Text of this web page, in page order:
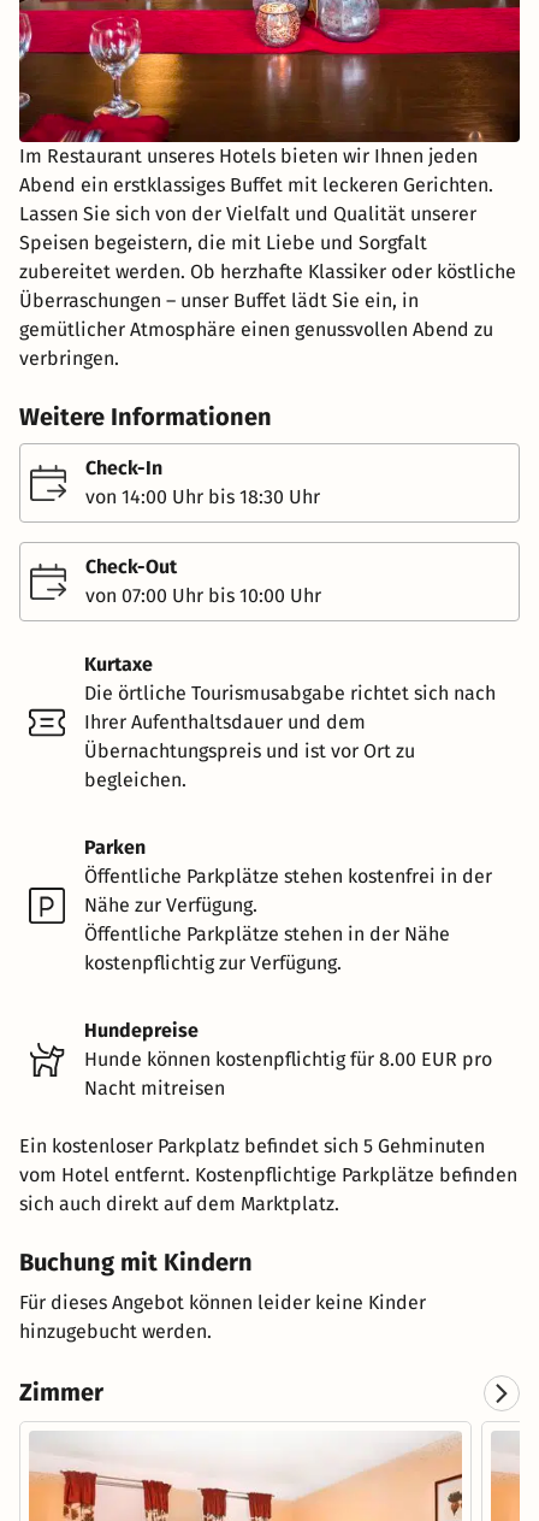
Im Restaurant unseres Hotels bieten wir Ihnen jeden
Abend ein erstklassiges Buffet mit leckeren Gerichten.
Lassen Sie sich von der Vielfalt und Qualität unserer
Speisen begeistern, die mit Liebe und Sorgfalt
zubereitet werden. Ob herzhafte Klassiker oder köstliche
Überraschungen – unser Buffet lädt Sie ein, in
gemütlicher Atmosphäre einen genussvollen Abend zu
verbringen.
Weitere Informationen
Check-In
von 14:00 Uhr bis 18:30 Uhr
Check-Out
von 07:00 Uhr bis 10:00 Uhr
Kurtaxe
Die örtliche Tourismusabgabe richtet sich nach
Ihrer Aufenthaltsdauer und dem
Übernachtungspreis und ist vor Ort zu
begleichen.
Parken
Öffentliche Parkplätze stehen kostenfrei in der
Nähe zur Verfügung.
Öffentliche Parkplätze stehen in der Nähe
kostenpflichtig zur Verfügung.
Hundepreise
Hunde können kostenpflichtig für 8.00 EUR pro
Nacht mitreisen
Ein kostenloser Parkplatz befindet sich 5 Gehminuten
vom Hotel entfernt. Kostenpflichtige Parkplätze befinden
sich auch direkt auf dem Marktplatz.
Buchung mit Kindern
Für dieses Angebot können leider keine Kinder
hinzugebucht werden.
Zimmer